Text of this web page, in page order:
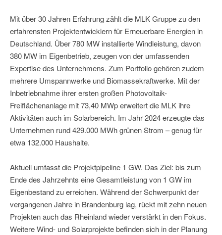
Mit über 30 Jahren Erfahrung zählt die MLK Gruppe zu den
erfahrensten Projektentwicklern für Erneuerbare Energien in
Deutschland. Über 780 MW installierte Windleistung, davon
380 MW im Eigenbetrieb, zeugen von der umfassenden
Expertise des Unternehmens. Zum Portfolio gehören zudem
mehrere Umspannwerke und Biomassekraftwerke. Mit der
Inbetriebnahme ihrer ersten großen Photovoltaik-
Freiflächenanlage mit 73,40 MWp erweitert die MLK ihre
Aktivitäten auch im Solarbereich. Im Jahr 2024 erzeugte das
Unternehmen rund 429.000 MWh grünen Strom – genug für
etwa 132.000 Haushalte.
Aktuell umfasst die Projektpipeline 1 GW. Das Ziel: bis zum
Ende des Jahrzehnts eine Gesamtleistung von 1 GW im
Eigenbestand zu erreichen. Während der Schwerpunkt der
vergangenen Jahre in Brandenburg lag, rückt mit zehn neuen
Projekten auch das Rheinland wieder verstärkt in den Fokus.
Weitere Wind- und Solarprojekte befinden sich in der Planung